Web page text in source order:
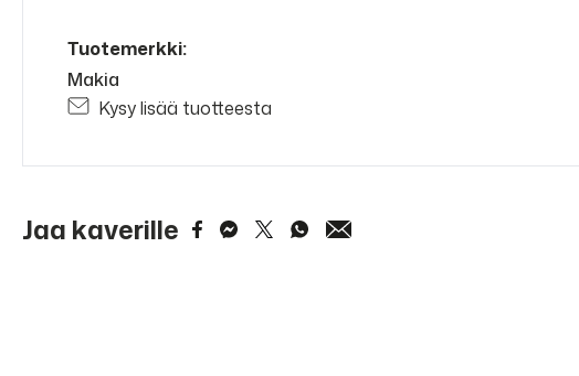
Tuotemerkki:
Makia
Kysy lisää tuotteesta
Jaa kaverille